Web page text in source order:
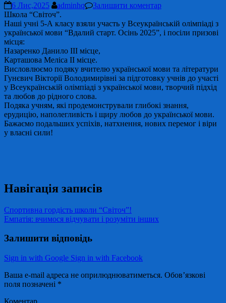
6 Лис,2025 adminhq
Залишити коментар
Школа “Світоч”.
Наші учні 5-А класу взяли участь у Всеукраїнській олімпіаді з
української мови “Вдалий старт. Осінь 2025”, і посіли призові
місця:
Назаренко Данило ІІІ місце,
Карташова Меліса ІІ місце.
Висловлюємо подяку вчителю української мови та літератури
Гунєвич Вікторії Володимирівні за підготовку учнів до участі
у Всеукраїнській олімпіаді з української мови, творчий підхід
та любов до рідного слова.
Подяка учням, які продемонстрували глибокі знання,
ерудицію, наполегливість і щиру любов до української мови.
Бажаємо подальших успіхів, натхнення, нових перемог і віри
у власні сили!
Навігація записів
Спортивна гордість школи “Світоч”!
Емпатія: вчимося відчувати і розуміти інших
Залишити відповідь
Sign in with Google Sign in with Facebook
Ваша e-mail адреса не оприлюднюватиметься. Обов’язкові
поля позначені *
Коментар